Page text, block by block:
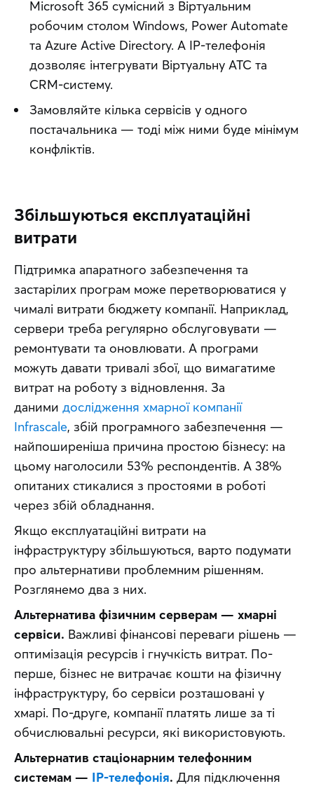
Microsoft 365 сумісний з Віртуальним
робочим столом Windows, Power Automate
та Аzure Active Directory. А IP-телефонія
дозволяє інтегрувати Віртуальну АТС та
CRM-систему.
Замовляйте кілька сервісів у одного
постачальника — тоді між ними буде мінімум
конфліктів.
Збільшуються експлуатаційні
витрати
Підтримка апаратного забезпечення та
застарілих програм може перетворюватися у
чималі витрати бюджету компанії. Наприклад,
сервери треба регулярно обслуговувати —
ремонтувати та оновлювати. А програми
можуть давати тривалі збої, що вимагатиме
витрат на роботу з відновлення. За
даними дослідження хмарної компанії
Infrascale, збій програмного забезпечення —
найпоширеніша причина простою бізнесу: на
цьому наголосили 53% респондентів. А 38%
опитаних стикалися з простоями в роботі
через збій обладнання.
Якщо експлуатаційні витрати на
інфраструктуру збільшуються, варто подумати
про альтернативи проблемним рішенням.
Розглянемо два з них.
Альтернатива фізичним серверам — хмарні
сервіси. Важливі фінансові переваги рішень —
оптимізація ресурсів і гнучкість витрат. По-
перше, бізнес не витрачає кошти на фізичну
інфраструктуру, бо сервіси розташовані у
хмарі. По-друге, компанії платять лише за ті
обчислювальні ресурси, які використовують.
Альтернатив стаціонарним телефонним
системам — IP-телефонія. Для підключення